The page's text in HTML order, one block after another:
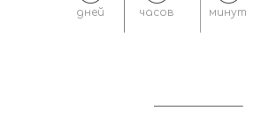
дней часов минут